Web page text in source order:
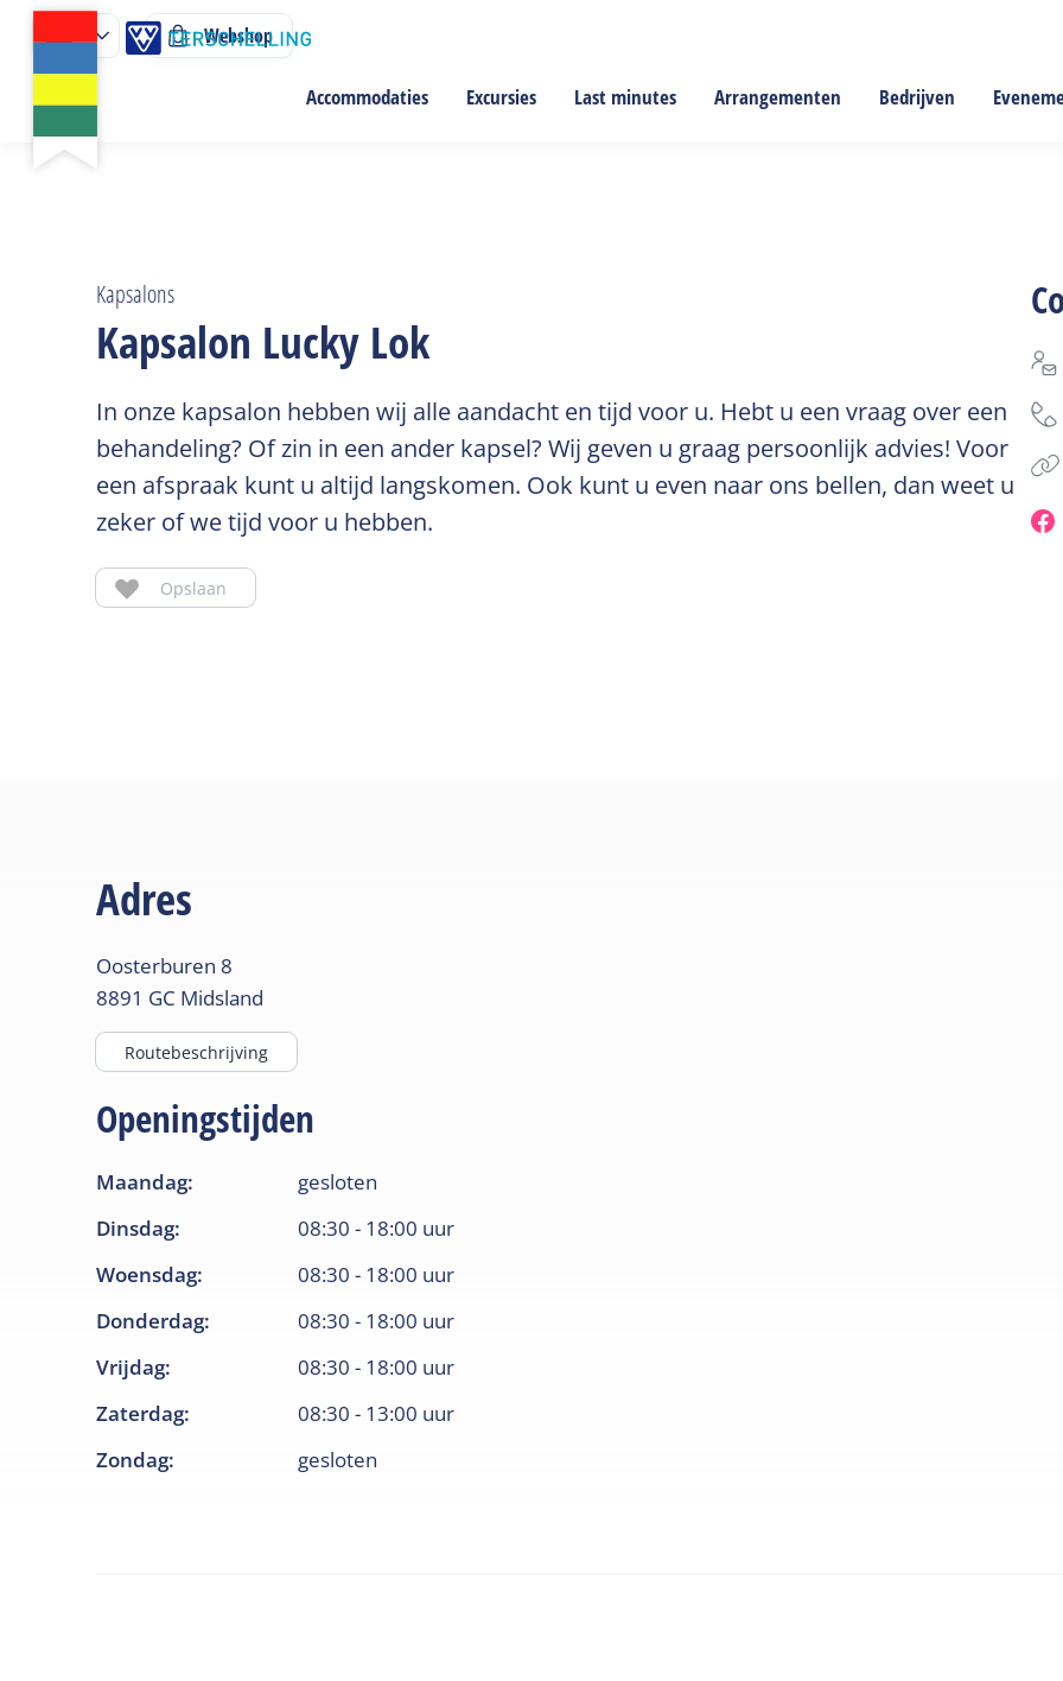
Accommodaties Excursies Last minutes Arrangementen Bedrijven
Webshop
Kapsalons
Kapsalon Lucky Lok
In onze kapsalon hebben wij alle aandacht en tijd voor u. Hebt u een vraag over een
behandeling? Of zin in een ander kapsel? Wij geven u graag persoonlijk advies! Voor
een afspraak kunt u altijd langskomen. Ook kunt u even naar ons bellen, dan weet u
zeker of we tijd voor u hebben.
Opslaan
Adres
Oosterburen 8
8891 GC Midsland
Routebeschrijving
Openingstijden
Maandag:
gesloten
Dinsdag: 08:30 - 18:00 uur
Woensdag: 08:30 - 18:00 uur
Donderdag: 08:30 - 18:00 uur
Vrijdag: 08:30 - 18:00 uur
Zaterdag: 08:30 - 13:00 uur
Zondag: gesloten